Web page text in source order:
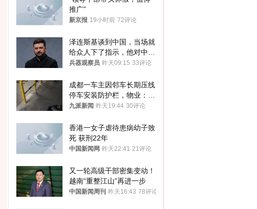
推广”
新京报 19小时前 72评论
泽连斯基谈到中国，当场就
给众人下了指示，他对中国
和中乌关系，显然又有了新
兵器观察员 昨天09:15 33评论
成都一车主因邻车长期压线
停车安装防护栏，物业：不
建议装护栏，也会影响自身
九派新闻 昨天19:44 30评论
香港一女子虐待患病幼子致
死 获刑22年
中国新闻网 昨天22:41 21评论
又一轮高级干部密集变动！
越南“重整江山”再进一步
中国新闻周刊 昨天16:43 78评论